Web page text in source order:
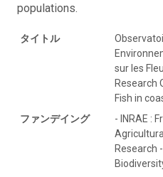
populations.
タイトル
sur les
Research
Fish in
ファンデイング
- INRAE :
Research